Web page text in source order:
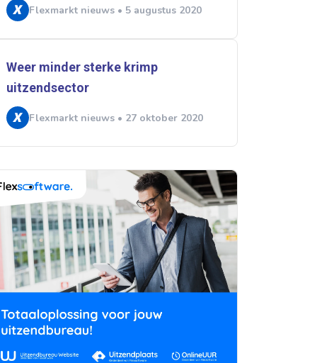
Flexmarkt nieuws • 5 augustus 2020
Weer minder sterke krimp
uitzendsector
Flexmarkt nieuws • 27 oktober 2020